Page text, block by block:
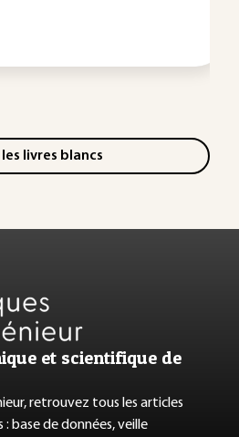
les livres blancs
et scientifique de
retrouvez tous les articles
base de données, veille